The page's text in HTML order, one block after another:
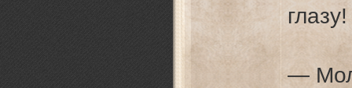
глазу!
—